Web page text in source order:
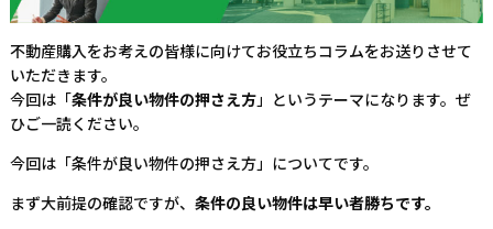
不動産購入をお考えの皆様に向けてお役立ちコラムをお送りさせて
いただきます。
今回は「条件が良い物件の押さえ方」というテーマになります。ぜ
ひご一読ください。
今回は「条件が良い物件の押さえ方」についてです。
まず大前提の確認ですが、 条件の良い物件は早い者勝ちです。